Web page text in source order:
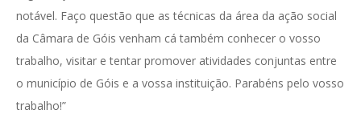
notável. Faço questão que as técnicas da área da ação social
da Câmara de Góis venham cá também conhecer o vosso
trabalho, visitar e tentar promover atividades conjuntas entre
o município de Góis e a vossa instituição. Parabéns pelo vosso
trabalho!”